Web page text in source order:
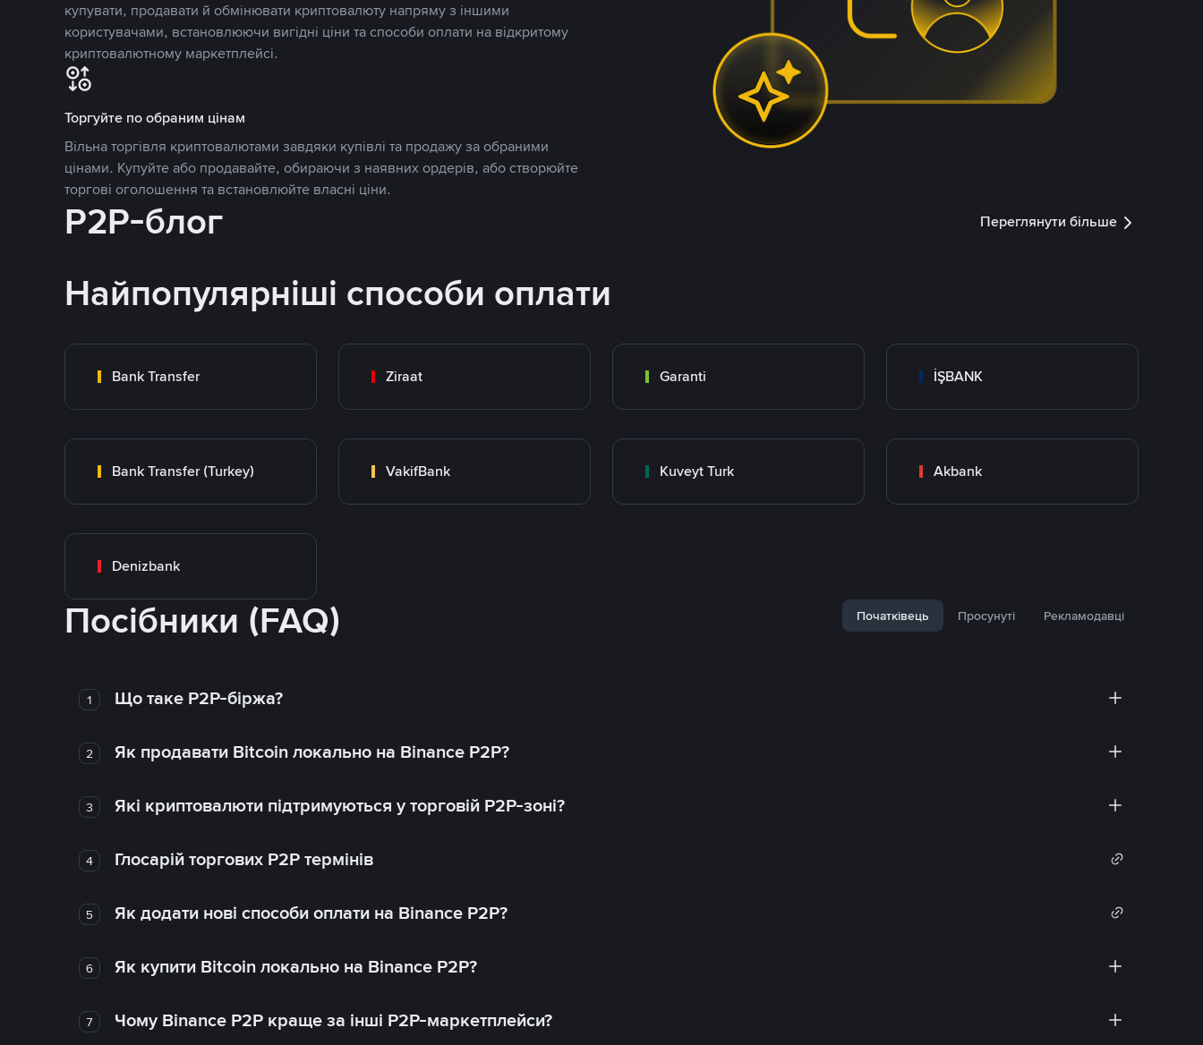
купувати, продавати й обмінювати криптовалюту напряму з іншими
користувачами, встановлюючи вигідні ціни та способи оплати на відкритому
криптовалютному маркетплейсі.
Торгуйте по обраним цінам
Вільна торгівля криптовалютами завдяки купівлі та продажу за обраними
цінами. Купуйте або продавайте, обираючи з наявних ордерів, або створюйте
торгові оголошення та встановлюйте власні ціни.
P2P-блог Переглянути більше
Найпопулярніші способи оплати
Bank Transfer Ziraat Garanti İŞBANK
Bank Transfer (Turkey) VakifBank Kuveyt Turk Akbank
Denizbank
Посібники (FAQ) Початківець Просунуті Рекламодавці
1 Що таке P2P-біржа?
2 Як продавати Bitcoin локально на Binance P2P?
3 Які криптовалюти підтримуються у торговій P2P-зоні?
4 Глосарій торгових P2P термінів
5 Як додати нові способи оплати на Binance P2P?
6 Як купити Bitcoin локально на Binance P2P?
7 Чому Binance P2P краще за інші P2P-маркетплейси?